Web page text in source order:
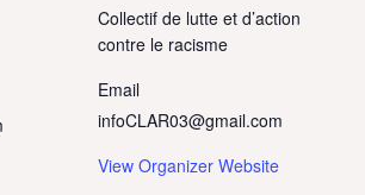
Collectif de lutte et d’action
contre le racisme
Email
infoCLAR03@gmail.com
View Organizer Website